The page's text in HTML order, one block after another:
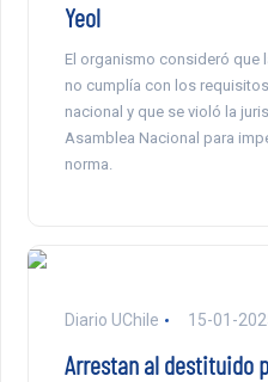
Yeol
El organismo consideró que
no cumplía con los
nacional y que se violó la
Asamblea Nacional para
norma.
Diario UChile 15-01-
Arrestan al destituido